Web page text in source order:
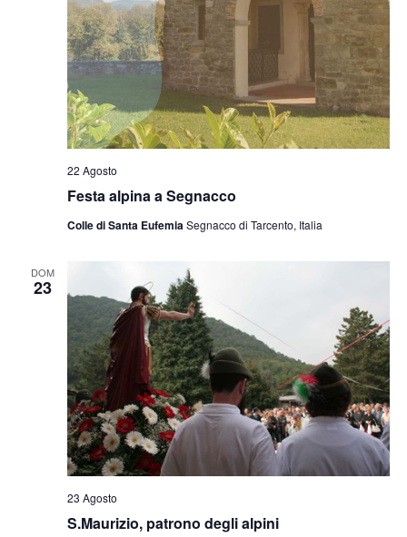
Festa alpina a Segnacco
22 Agosto
Colle di Santa EufemiaSegnacco di Tarcento, Italia
DOM
23
S.Maurizio, patrono degli alpini
23 Agosto